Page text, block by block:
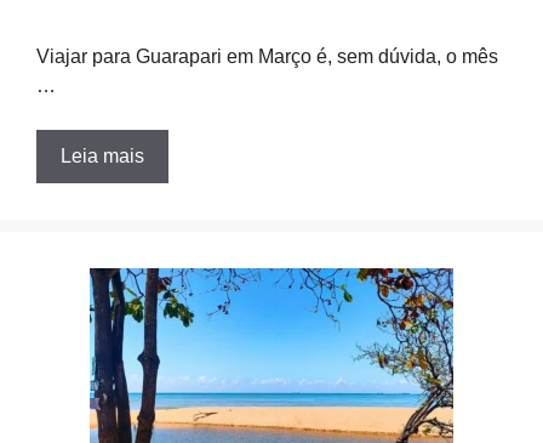
Viajar para Guarapari em Março é, sem dúvida, o mês
…
Leia mais